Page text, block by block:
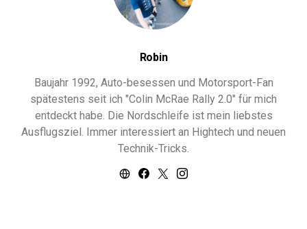
Robin
Baujahr 1992, Auto-besessen und Motorsport-Fan
spätestens seit ich "Colin McRae Rally 2.0" für mich
entdeckt habe. Die Nordschleife ist mein liebstes
Ausflugsziel. Immer interessiert an Hightech und neuen
Technik-Tricks.